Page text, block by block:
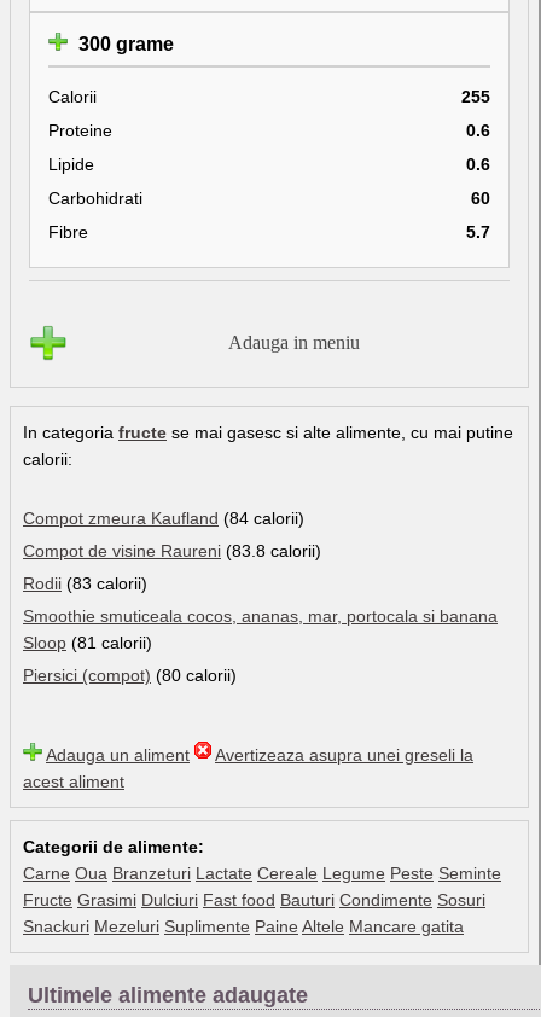
300 grame
Calorii
255
Proteine
0.6
Lipide
0.6
Carbohidrati
60
Fibre
5.7
Adauga in meniu
In categoria fructe se mai gasesc si alte alimente, cu mai putine
calorii:
Compot zmeura Kaufland (84 calorii)
Compot de visine Raureni (83.8 calorii)
Rodii (83 calorii)
Smoothie smuticeala cocos, ananas, mar, portocala si banana
Sloop (81 calorii)
Piersici (compot) (80 calorii)
Adauga un aliment
Avertizeaza asupra unei greseli la
acest aliment
Categorii de alimente:
Carne Oua Branzeturi Lactate Cereale Legume Peste Seminte
Fructe Grasimi Dulciuri Fast food Bauturi Condimente Sosuri
Snackuri Mezeluri Suplimente Paine Altele Mancare gatita
Ultimele alimente adaugate